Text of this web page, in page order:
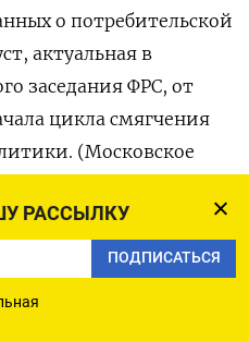
РАССЫЛКУ
ПОДПИСАТЬСЯ
о потребительской
актуальная в
заседания ФРС, от
цикла смягчения
(Московское
НА ТЕЛЕГРАМ